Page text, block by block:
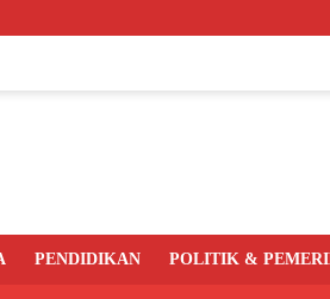
PENDIDIKAN POLITIK &